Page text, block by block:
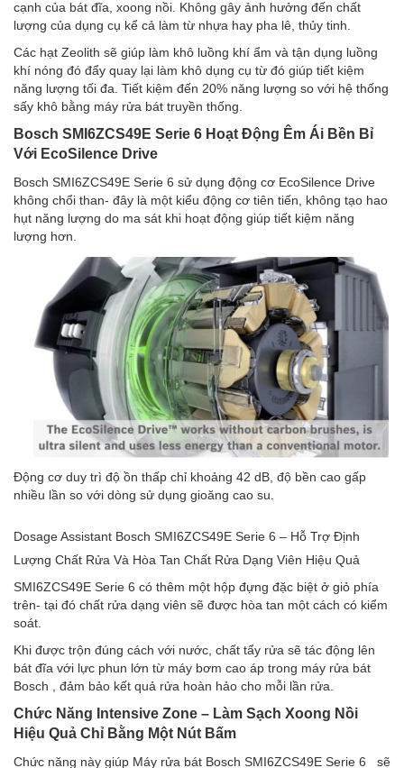
cạnh của bát đĩa, xoong nồi. Không gây ảnh hưởng đến chất
lượng của dụng cụ kể cả làm từ nhựa hay pha lê, thủy tinh.
Các hạt Zeolith sẽ giúp làm khô luồng khí ẩm và tận dụng luồng
khí nóng đó đẩy quay lại làm khô dụng cụ từ đó giúp tiết kiệm
năng lượng tối đa. Tiết kiệm đến 20% năng lượng so với hệ thống
sấy khô bằng máy rửa bát truyền thống.
Bosch SMI6ZCS49E Serie 6 Hoạt Động Êm Ái Bền Bỉ
Với EcoSilence Drive
Bosch SMI6ZCS49E Serie 6 sử dụng động cơ EcoSilence Drive
không chổi than- đây là một kiểu động cơ tiên tiến, không tạo hao
hụt năng lượng do ma sát khi hoạt động giúp tiết kiệm năng
lượng hơn.
Động cơ duy trì độ ồn thấp chỉ khoảng 42 dB, độ bền cao gấp
nhiều lần so với dòng sử dụng gioăng cao su.
Dosage Assistant Bosch SMI6ZCS49E Serie 6 – Hỗ Trợ Định
Lượng Chất Rửa Và Hòa Tan Chất Rửa Dạng Viên Hiệu Quả
SMI6ZCS49E Serie 6 có thêm một hộp đựng đặc biệt ở giỏ phía
trên- tại đó chất rửa dạng viên sẽ được hòa tan một cách có kiểm
soát.
Khi được trộn đúng cách với nước, chất tẩy rửa sẽ tác động lên
bát đĩa với lực phun lớn từ máy bơm cao áp trong máy rửa bát
Bosch , đảm bảo kết quả rửa hoàn hảo cho mỗi lần rửa.
Chức Năng Intensive Zone – Làm Sạch Xoong Nồi
Hiệu Quả Chỉ Bằng Một Nút Bấm
Chức năng này giúp Máy rửa bát Bosch SMI6ZCS49E Serie 6 sẽ